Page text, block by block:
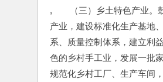
,　　（三）乡土特色产业。
产业，建设标准化生产基地
系、质量控制体系，建立利
色的乡村手工业，发展一批
规范化乡村工厂、生产车间